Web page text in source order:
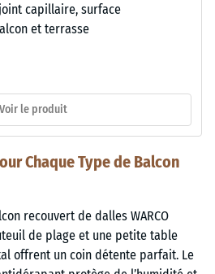
capillaire, surface
et terrasse
Voir le produit
Chaque Type de Balcon